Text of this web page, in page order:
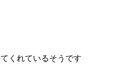
くれているそうです